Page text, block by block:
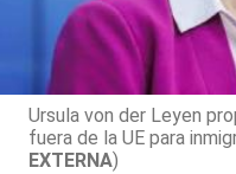
Ursula von der Leyen
fuera de la UE para
EXTERNA)